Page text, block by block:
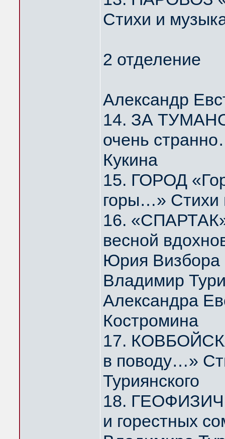
Стихи и
2 отделение
Александр
14. ЗА
очень
Кукина
15. ГОРОД
горы…» Стихи
16.
весной
Юрия Визбора
Владимир
Александра
Костромина
17.
в поводу…»
Туриянского
18.
и горестных